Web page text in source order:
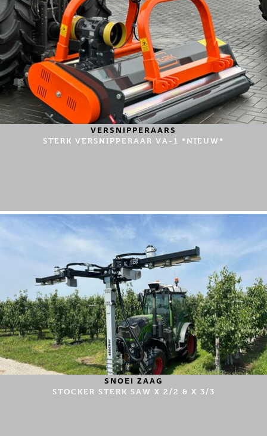
VERSNIPPERAARS
STERK VERSNIPPERAAR VA-1 *NIEUW*
SNOEI ZAAG
STOCKER STERK SAW X 2/2 & X 3/3